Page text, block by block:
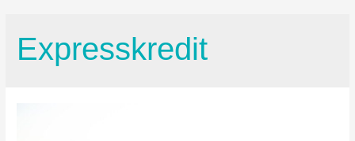
Expresskredit